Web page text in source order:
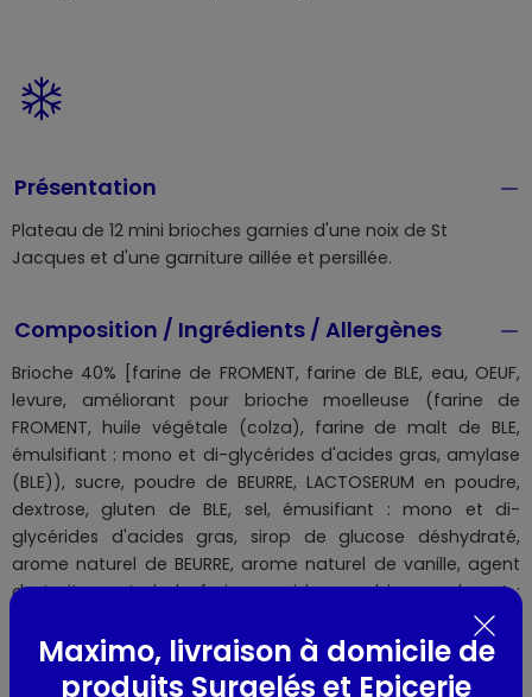
Présentation
Plateau de 12 mini brioches garnies d'une noix de St
Jacques et d'une garniture aillée et persillée.
Composition / Ingrédients / Allergènes
Brioche 40% [farine de FROMENT, farine de BLE, eau, OEUF,
levure, améliorant pour brioche moelleuse (farine de
FROMENT, huile végétale (colza), farine de malt de BLE,
émulsifiant : mono et di-glycérides d'acides gras, amylase
(BLE)), sucre, poudre de BEURRE, LACTOSERUM en poudre,
dextrose, gluten de BLE, sel, émusifiant : mono et di-
glycérides d'acides gras, sirop de glucose déshydraté,
arome naturel de BEURRE, arome naturel de vanille, agent
de traitement de la farine : acide ascorbique, colorant :
caroténoides, amylase, xylanase], BEURRE 20%, NOIX ST
JACQUES 14% [NOIX DE ST JACQUES sans corail certifiée MSC
(Zygochlamys patagonica, origine Argentine, péchée en
Maximo, livraison à domicile de
produits Surgelés et Epicerie